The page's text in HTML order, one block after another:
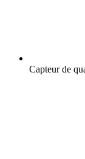
Capteur de